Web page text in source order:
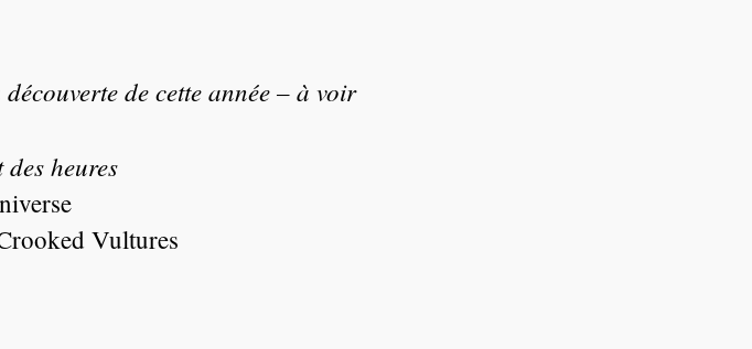
découverte de cette année – à voir
heures
Vultures